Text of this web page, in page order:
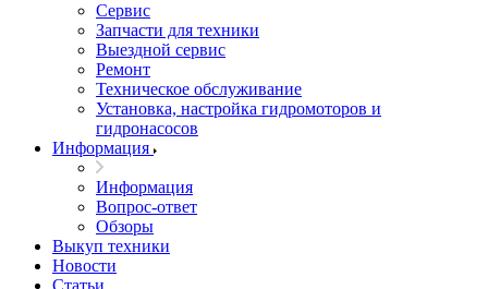
Сервис
Запчасти для техники
Выездной сервис
Ремонт
Техническое обслуживание
Установка, настройка гидромоторов и
гидронасосов
Информация
Информация
Вопрос-ответ
Обзоры
Выкуп техники
Новости
Статьи